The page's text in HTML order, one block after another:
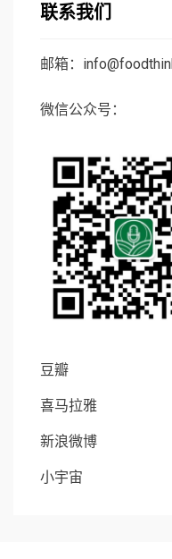
联系我们
邮箱：
微信公众号：
豆瓣
喜马拉雅
新浪微博
小宇宙